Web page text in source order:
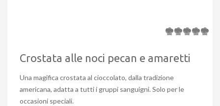
Crostata alle noci pecan e amaretti
Una magifica crostata al cioccolato, dalla tradizione
americana, adatta a tutti i gruppi sanguigni. Solo per le
occasioni speciali.